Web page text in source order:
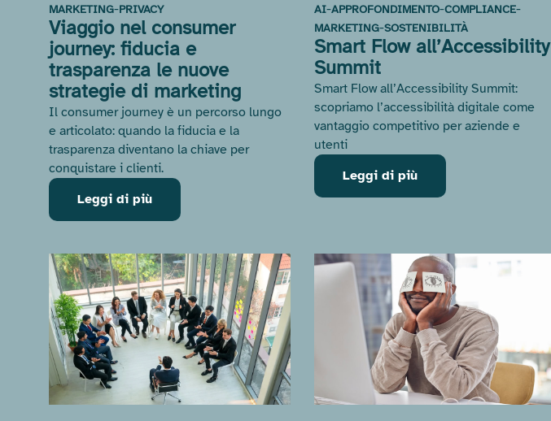
MARKETING-PRIVACY
Viaggio nel consumer
journey: fiducia e
trasparenza le nuove
strategie di marketing
Il consumer journey è un percorso lungo
e articolato: quando la fiducia e la
trasparenza diventano la chiave per
conquistare i clienti.
Leggi di più
AI-APPROFONDIMENTO-COMPLIANCE-
MARKETING-SOSTENIBILITÀ
Smart Flow all’Accessibility
Summit
Smart Flow all’Accessibility Summit:
scopriamo l’accessibilità digitale come
vantaggio competitivo per aziende e
utenti
Leggi di più